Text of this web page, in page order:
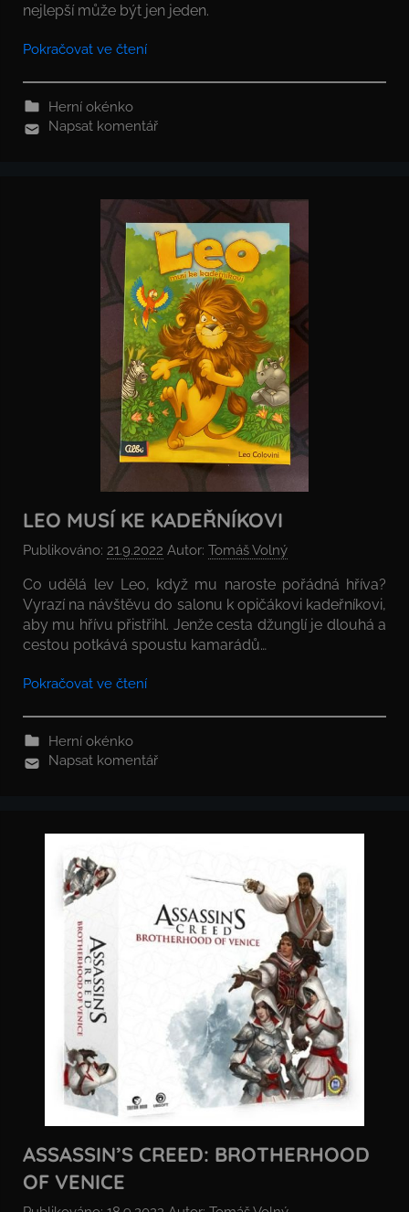
nejlepší může být jen jeden.
Pokračovat ve čtení
Herní okénko
Napsat komentář
LEO MUSÍ KE KADEŘNÍKOVI
Publikováno: 21.9.2022 Autor: Tomáš Volný
Co udělá lev Leo, když mu naroste pořádná hříva?
Vyrazí na návštěvu do salonu k opičákovi kadeřníkovi,
aby mu hřívu přistřihl. Jenže cesta džunglí je dlouhá a
cestou potkává spoustu kamarádů…
Pokračovat ve čtení
Herní okénko
Napsat komentář
ASSASSIN’S CREED: BROTHERHOOD
OF VENICE